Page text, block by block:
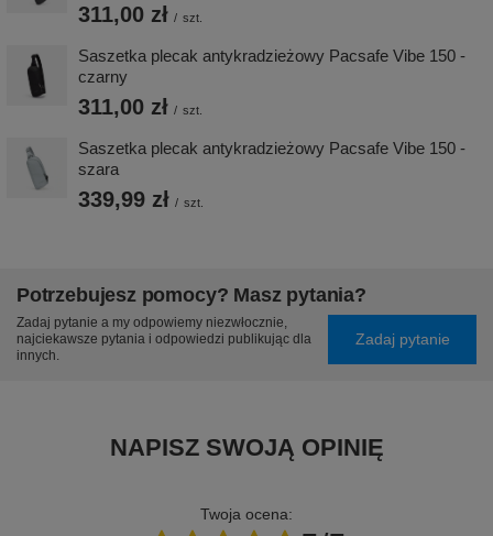
311,00 zł / szt.
Saszetka plecak antykradzieżowy Pacsafe Vibe 150 -
czarny
311,00 zł / szt.
Saszetka plecak antykradzieżowy Pacsafe Vibe 150 -
szara
339,99 zł / szt.
Potrzebujesz pomocy? Masz pytania?
Zadaj pytanie a my odpowiemy niezwłocznie,
najciekawsze pytania i odpowiedzi publikując dla
innych.
Zadaj pytanie
NAPISZ SWOJĄ OPINIĘ
Twoja ocena: